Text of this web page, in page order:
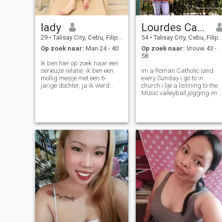
lady
29 • Talisay City, Cebu, Filipijnen
Op zoek naar: Man 24 - 40
Ik ben hier op zoek naar een
serieuze relatie, ik ben een
mollig meisje met een 6-
jarige dochter, ja ik werd
daarom ben ik hier opzoek
naar iemand die me
accepteert en liefheeft voor
wie ik ben, Ik ben een
liefdevol persoon, zorgzaam
en heb ook een groot hart,
bezoek mijn profiel en stuur
me een bericht als je echt
geïnteresseerd bent in mij.
Lourdes Cabando
54 • Talisay City, Cebu, Filipijnen
Op zoek naar: Vrouw 43 -
58
im a Roman Catholic.iand
every Sunday i go to in
church.i lije a listining to the
Music.valleyball,jogging.im
devorsed.its ok if you have a
children.me im not a children